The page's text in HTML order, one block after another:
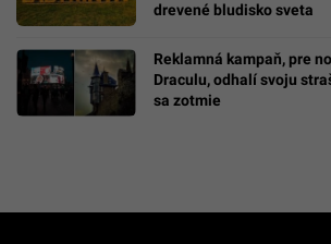
drevené bludisko sveta
Reklamná kampaň, pre
Draculu, odhalí svoju
sa zotmie